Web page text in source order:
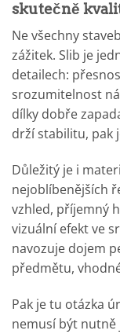
skutečně
Ne všechny
zážitek. Slib je
detailech:
srozumitelnost
dílky dobře
drží stabilitu, pak
Důležitý je i
nejoblíbenějších
vzhled, příjemný
vizuální efekt ve
navozuje dojem
předmětu,
Pak je tu otázka
nemusí být